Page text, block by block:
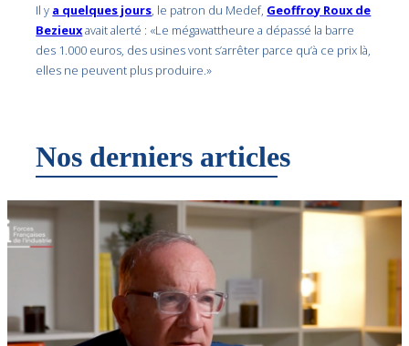
Il y a quelques jours, le patron du Medef, Geoffroy Roux de
Bezieuxavait alerté : «Le mégawattheure a dépassé la barre
des 1.000 euros, des usines vont s’arrêter parce qu’à ce prix là,
elles ne peuvent plus produire.»
Nos derniers articles